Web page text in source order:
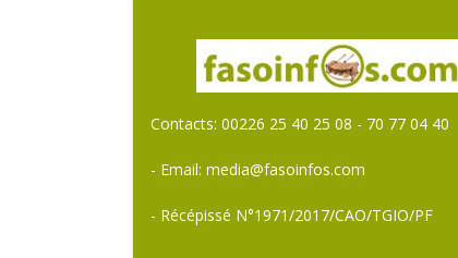
Contacts: 00226 25 40 25 08 - 70 77 04 40
- Email: media@fasoinfos.com
- Récépissé N°1971/2017/CAO/TGIO/PF